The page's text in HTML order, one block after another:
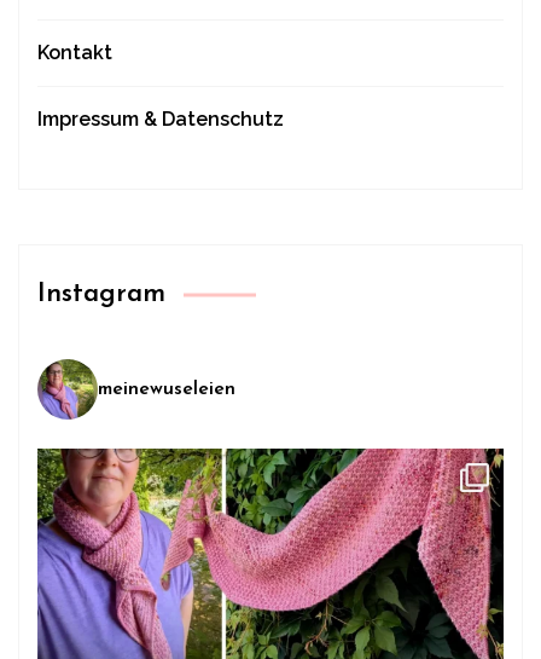
Kontakt
Impressum & Datenschutz
Instagram
meinewuseleien